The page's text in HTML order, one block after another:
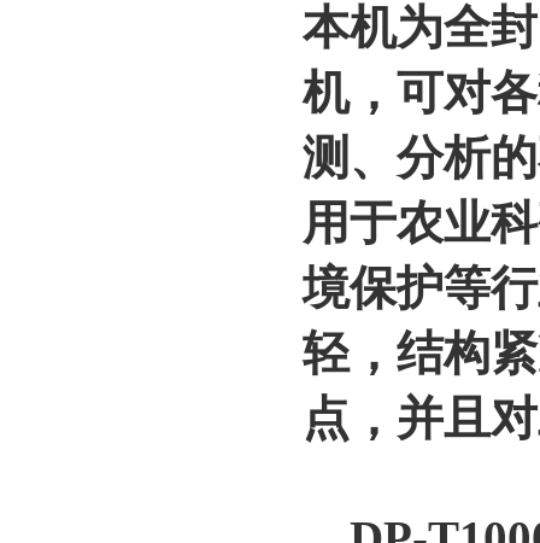
本机为全
机，可对
测、分析
用于农业
境保护等
轻，结构
点，并且